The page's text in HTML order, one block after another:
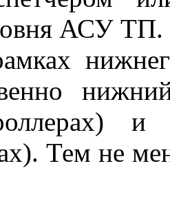
АСУ ТП.
Тем не